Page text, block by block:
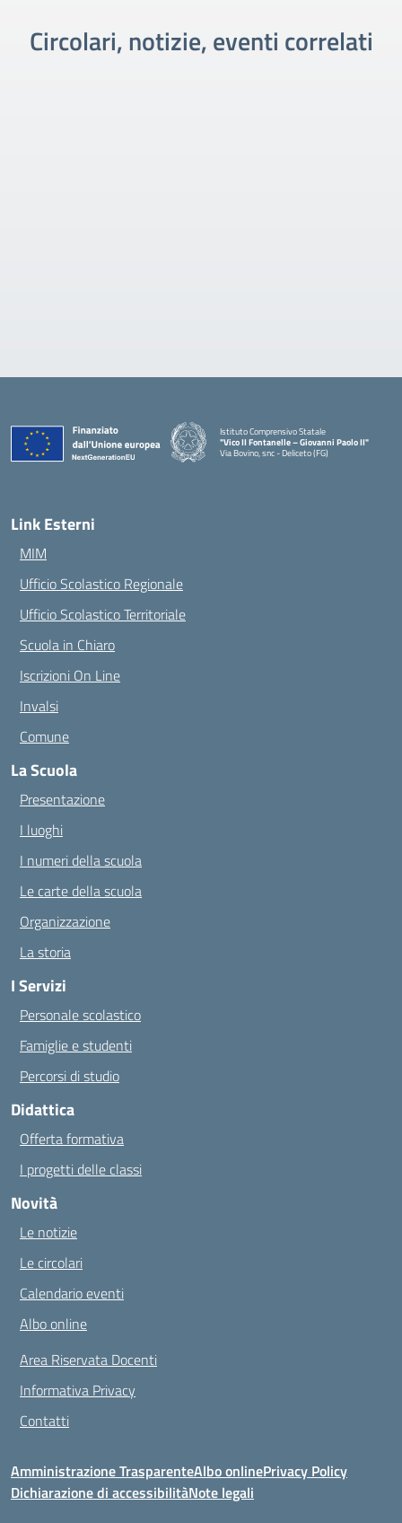
Circolari, notizie, eventi correlati
Istituto Comprensivo Statale
"Vico II Fontanelle – Giovanni Paolo II"
Via Bovino, snc - Deliceto (FG)
Link Esterni
MIM
Ufficio Scolastico Regionale
Ufficio Scolastico Territoriale
Scuola in Chiaro
Iscrizioni On Line
Invalsi
Comune
La Scuola
Presentazione
I luoghi
I numeri della scuola
Le carte della scuola
Organizzazione
La storia
I Servizi
Personale scolastico
Famiglie e studenti
Percorsi di studio
Didattica
Offerta formativa
I progetti delle classi
Novità
Le notizie
Le circolari
Calendario eventi
Albo online
Area Riservata Docenti
Informativa Privacy
Contatti
Amministrazione TrasparenteAlbo onlinePrivacy Policy
Dichiarazione di accessibilitàNote legali